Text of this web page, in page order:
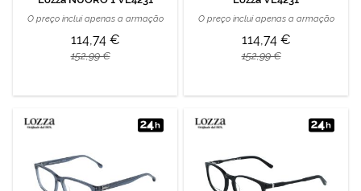
O preço inclui apenas a armação
114,74 €
152,99 €
O preço inclui apenas a armação
114,74 €
152,99 €